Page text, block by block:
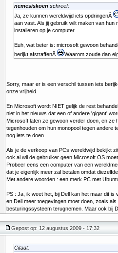
nemesiskoenschreef:
Ja, ze kunnen wereldwijd iets opdringenÂ
aan vast. Als jij gebruik wilt maken van
installeren op je computer.
Euh, wat beter is: microsoft gewoon
berijkt afstraffenÂ
Waarom zoude dan
Sorry, maar er is een verschil tussen iets
onze vrijheid.
En Microsoft wordt NIET gelijk de rest
niet in het nieuws dat een of andere 'gigant'
Microsoft laten ze gewoon verder doen, en ze
tegenhouden om hun monopool tegen andere
nog iets te doen.
Als je de verkoop van PCs wereldwijd bekijkt
ook al wil de gebruiker geen Microsoft OS
Probeer eens een computer van een
dat je eigenlijk meer zal betalen omdat
Met andere woorden : een merk PC met
PS : Ja, ik weet het, bij Dell kan het maar dit
en Dell meer toegevingen moet doen, zoals
besturingssysteem terugnemen. Maar ook bij
Gepost op: 12 augustus 2009 - 17:32
Citaat: